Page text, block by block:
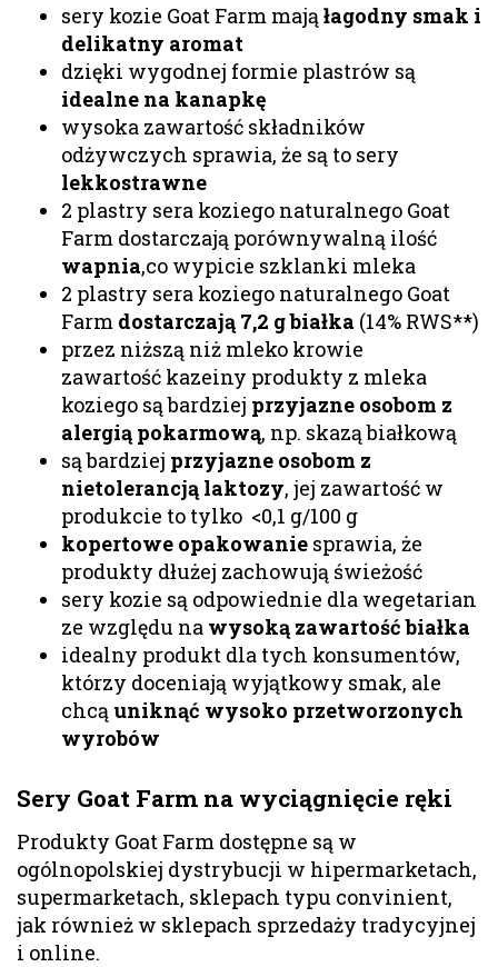
sery kozie Goat Farm mająłagodny smak i
delikatny aromat
dzięki wygodnej formie plastrów są
idealne na kanapkę
wysoka zawartość składników
odżywczych sprawia, że są to sery
lekkostrawne
2 plastry sera koziego naturalnego Goat
Farm dostarczają porównywalną ilość
wapnia,co wypicie szklanki mleka
2 plastry sera koziego naturalnego Goat
Farm dostarczają 7,2 g białka (14% RWS**)
przez niższą niż mleko krowie
zawartość kazeiny produkty z mleka
koziego są bardziej przyjazne osobom z
alergią pokarmową, np. skazą białkową
są bardziej przyjazne osobom z
nietolerancją laktozy, jej zawartość w
produkcie to tylko <0,1 g/100 g
kopertowe opakowanie sprawia, że
produkty dłużej zachowują świeżość
sery kozie są odpowiednie dla wegetarian
ze względu na wysoką zawartość białka
idealny produkt dla tych konsumentów,
którzy doceniają wyjątkowy smak, ale
chcą uniknąć wysoko przetworzonych
wyrobów
Sery Goat Farm na wyciągnięcie ręki
Produkty Goat Farm dostępne są w
ogólnopolskiej dystrybucji w hipermarketach,
supermarketach, sklepach typu convinient,
jak również w sklepach sprzedaży tradycyjnej
i online.